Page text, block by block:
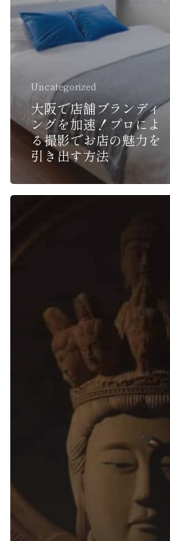
Uncategorized
大阪で店舗ブランディ
ングを加速！プロによ
る撮影でお店の魅力を
引き出す方法